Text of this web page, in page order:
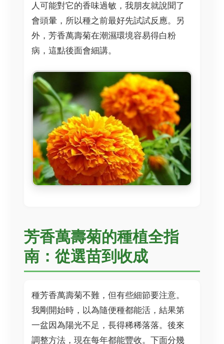
人可能對它的香味過敏，我朋友就說聞了
會頭暈，所以種之前最好先試試反應。另
外，芳香萬壽菊在潮濕環境容易得白粉
病，這點後面會細講。
芳香萬壽菊的種植全指
南：從選苗到收成
種芳香萬壽菊不難，但有些細節要注意。
我剛開始時，以為隨便種都能活，結果第
一盆因為陽光不足，長得稀稀落落。後來
調整方法，現在每年都能豐收。下面分幾